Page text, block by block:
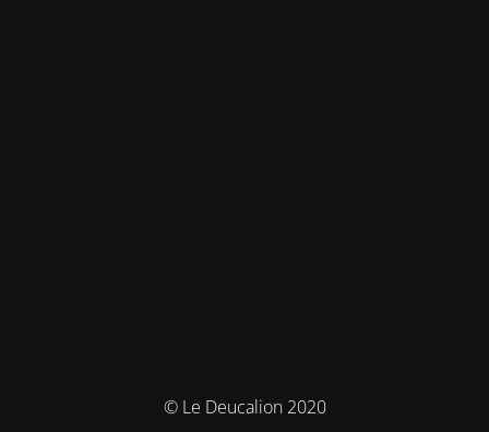
© Le Deucalion 2020